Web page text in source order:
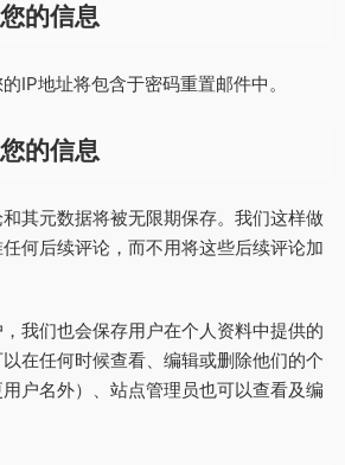
的信息
IP地址将包含于密码重置邮件中。
的信息
其元数据将被无限期保存。我们这样做
何后续评论，而不用将这些后续评论加
我们也会保存用户在个人资料中提供的
在任何时候查看、编辑或删除他们的个
户名外）、站点管理员也可以查看及编